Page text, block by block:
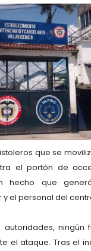
que se
el portón de
hecho que
el personal del
ningún
el ataque. Tras el